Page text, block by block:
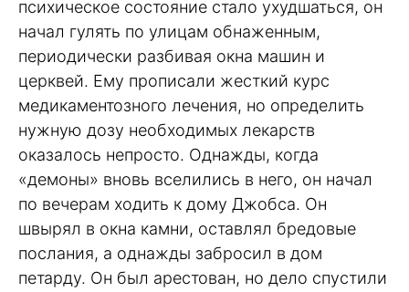
психическое состояние стало ухудшаться, он
начал гулять по улицам обнаженным,
периодически разбивая окна машин и
церквей. Ему прописали жесткий курс
медикаментозного лечения, но определить
нужную дозу необходимых лекарств
оказалось непросто. Однажды, когда
«демоны» вновь вселились в него, он начал
по вечерам ходить к дому Джобса. Он
швырял в окна камни, оставлял бредовые
послания, а однажды забросил в дом
петарду. Он был арестован, но дело спустили